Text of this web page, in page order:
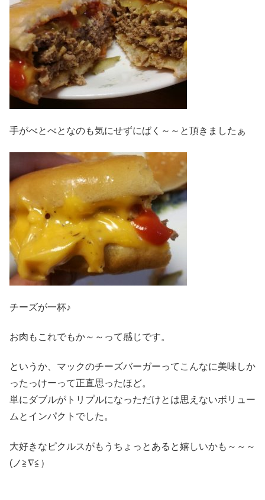
手がべとべとなのも気にせずにばく～～と頂きましたぁ
チーズが一杯♪
お肉もこれでもか～～って感じです。
というか、マックのチーズバーガーってこんなに美味しか
ったっけーって正直思ったほど。
単にダブルがトリプルになっただけとは思えないボリュー
ムとインパクトでした。
大好きなピクルスがもうちょっとあると嬉しいかも～～～
(ノ≧∇≦）